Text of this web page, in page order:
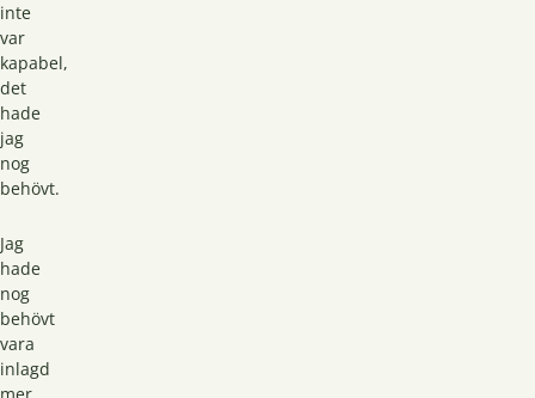
inte
var
kapabel,
det
hade
jag
nog
behövt.
Jag
hade
nog
behövt
vara
inlagd